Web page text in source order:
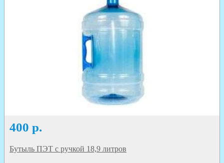
400 р.
Бутыль ПЭТ с ручкой 18,9 литров